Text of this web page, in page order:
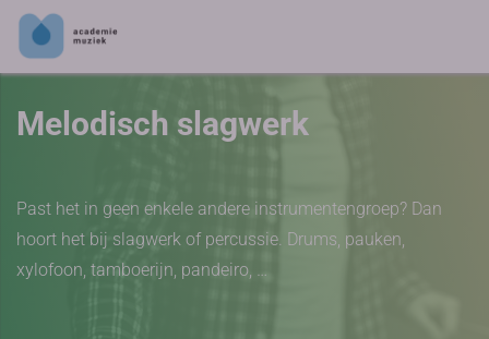
Melodisch slagwerk
Past het in geen enkele andere instrumentengroep? Dan
hoort het bij slagwerk of percussie. Drums, pauken,
xylofoon, tamboerijn, pandeiro, …